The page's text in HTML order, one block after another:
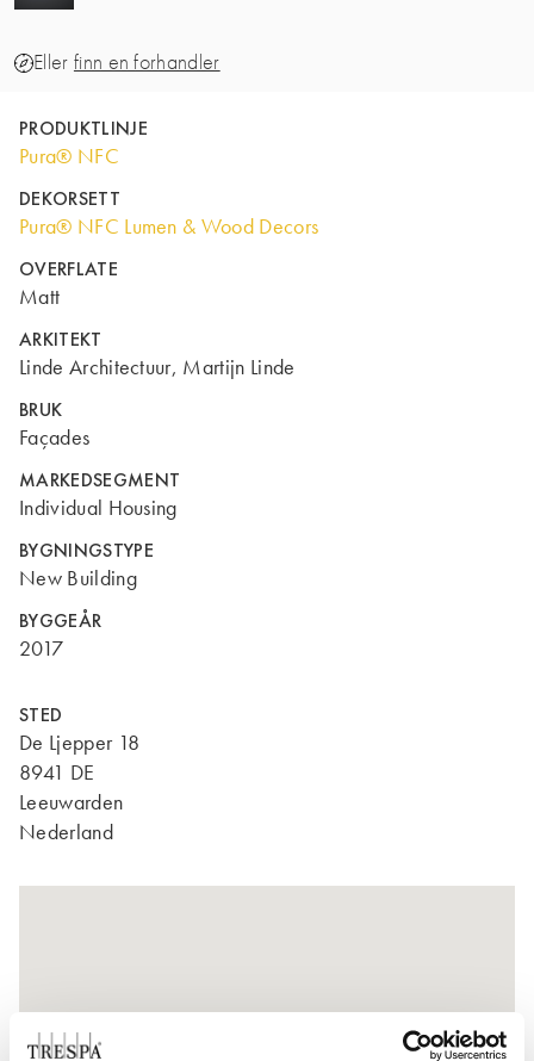
Eller finn en forhandler
PRODUKTLINJE
Pura® NFC
DEKORSETT
Pura® NFC Lumen & Wood Decors
OVERFLATE
Matt
ARKITEKT
Linde Architectuur, Martijn Linde
BRUK
Façades
MARKEDSEGMENT
Individual Housing
BYGNINGSTYPE
New Building
BYGGEÅR
2017
STED
De Ljepper 18
8941 DE
Leeuwarden
Nederland